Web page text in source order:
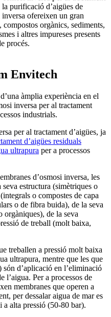
purificació d’aigües de
inversa ofereixen un gran
orgànics, sediments,
i altres impureses presents
procés.
Envitech
àmplia experiència en el
inversa per al tractament
industrials.
per al tractament d’aigües, ja
d’aigües residuals
ultrapura per a processos
d’osmosi inversa, les
estructura (simètriques o
o compostes de capa
o de fibra buida), de la seva
de la seva
de treball (molt baixa,
treballen a pressió molt baixa
ultrapura, mentre que les que
d’aplicació en l’eliminació
l’aigua. Per a processos de
membranes que operen a
per dessalar aigua de mar es
a alta pressió (50-80 bar).